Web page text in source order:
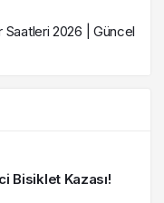
Saatleri 2026 | Güncel
Bisiklet Kazası!